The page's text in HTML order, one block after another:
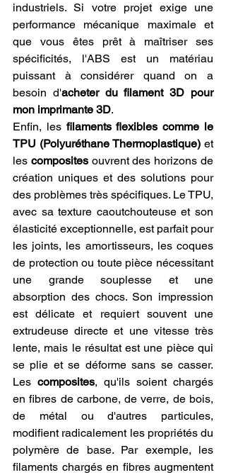
industriels. Si votre projet exige une
performance mécanique maximale et
que vous êtes prêt à maîtriser ses
spécificités, l'ABS est un matériau
puissant à considérer quand on a
besoin d'acheter du filament 3D pour
mon imprimante 3D.
Enfin, les filaments flexibles comme le
TPU (Polyuréthane Thermoplastique) et
les composites ouvrent des horizons de
création uniques et des solutions pour
des problèmes très spécifiques. Le TPU,
avec sa texture caoutchouteuse et son
élasticité exceptionnelle, est parfait pour
les joints, les amortisseurs, les coques
de protection ou toute pièce nécessitant
une grande souplesse et une
absorption des chocs. Son impression
est délicate et requiert souvent une
extrudeuse directe et une vitesse très
lente, mais le résultat est une pièce qui
se plie et se déforme sans se casser.
Les composites, qu'ils soient chargés
en fibres de carbone, de verre, de bois,
de métal ou d'autres particules,
modifient radicalement les propriétés du
polymère de base. Par exemple, les
filaments chargés en fibres augmentent